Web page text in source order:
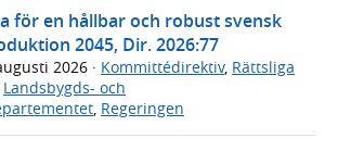
för en hållbar och robust svensk
2045, Dir. 2026:77
2026 · Kommittédirektiv, Rättsliga
Landsbygds- och
, Regeringen